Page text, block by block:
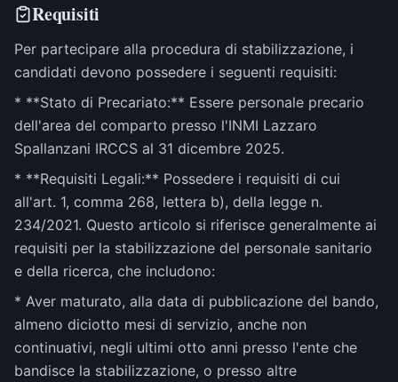
Requisiti
Per partecipare alla procedura di stabilizzazione, i
candidati devono possedere i seguenti requisiti:
* **Stato di Precariato:** Essere personale precario
dell'area del comparto presso l'INMI Lazzaro
Spallanzani IRCCS al 31 dicembre 2025.
* **Requisiti Legali:** Possedere i requisiti di cui
all'art. 1, comma 268, lettera b), della legge n.
234/2021. Questo articolo si riferisce generalmente ai
requisiti per la stabilizzazione del personale sanitario
e della ricerca, che includono:
* Aver maturato, alla data di pubblicazione del bando,
almeno diciotto mesi di servizio, anche non
continuativi, negli ultimi otto anni presso l'ente che
bandisce la stabilizzazione, o presso altre